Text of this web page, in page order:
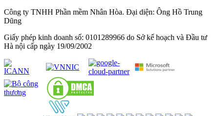
Công ty TNHH Phần mềm Nhân Hòa. Đại diện: Ông Hồ Trung
Dũng
Giấy phép kinh doanh số: 0101289966 do Sở kế hoạch và Đầu tư
Hà nội cấp ngày 19/09/2002